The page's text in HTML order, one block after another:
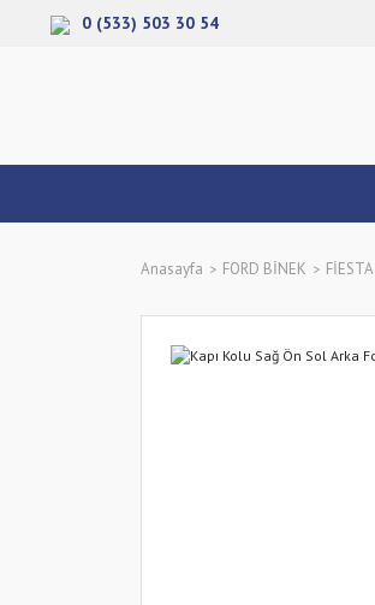
0 (533) 503 30 54
Anasayfa FORD BİNEK FİESTA